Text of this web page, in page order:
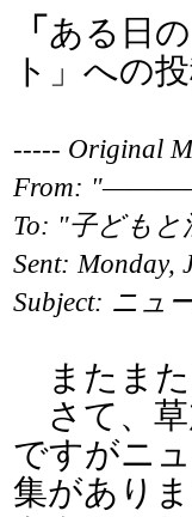
「 ある日
ト」への
----- Original
From:
To: "子ども
Sent: Monday,
Subject: ニュ
またまた
さて、草
ですがニ
集があり